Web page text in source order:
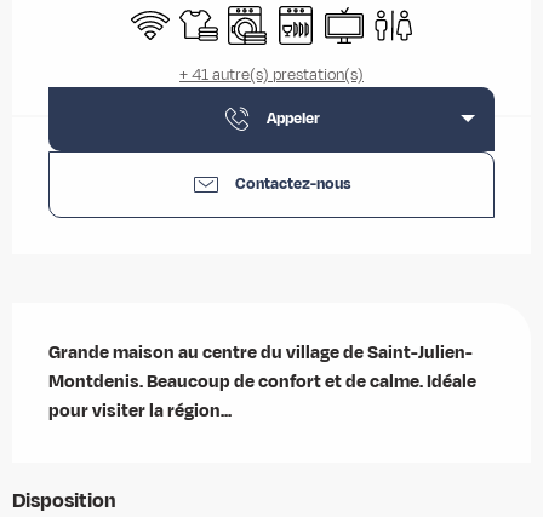
WiFi Draps et linge
Lave lingeLave vaisselle
TélévisionToilettes
+ 41 autre(s) prestation(s)
Appeler
Contactez-nous
Grande maison au centre du village de Saint-Julien-
Montdenis. Beaucoup de confort et de calme. Idéale
pour visiter la région...
Disposition